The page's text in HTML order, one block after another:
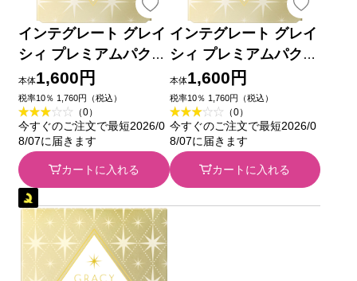
インテグレート グレイ
シィ プレミアムパクト
レフィル ＯＣ１０
８．５ｇ 資生堂
本体1,600円
税率10％ 1,760円（税込）
（0）
今すぐのご注文で最短2026/0
8/07に届きます
カートに入れる
インテグレート グレイ
シィ プレミアムパクト
レフィル ＯＣ２０
８．５ｇ 資生堂
本体1,600円
税率10％ 1,760円（税込）
（0）
今すぐのご注文で最短2026/0
8/07に届きます
カートに入れる